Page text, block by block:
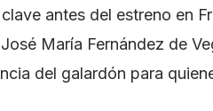
antes del estreno en
María Fernández de
del galardón para